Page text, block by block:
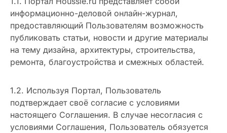
информационно-деловой онлайн-журнал,
предоставляющий Пользователям возможность
публиковать статьи, новости и другие материалы
на тему дизайна, архитектуры, строительства,
ремонта, благоустройства и смежных областей.
1.2. Используя Портал, Пользователь
подтверждает своё согласие с условиями
настоящего Соглашения. В случае несогласия с
условиями Соглашения, Пользователь обязуется